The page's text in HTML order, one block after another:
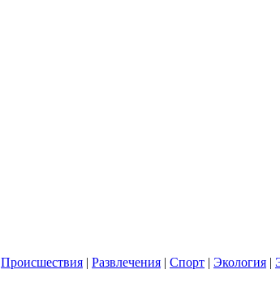
Происшествия | Развлечения | Спорт | Экология |